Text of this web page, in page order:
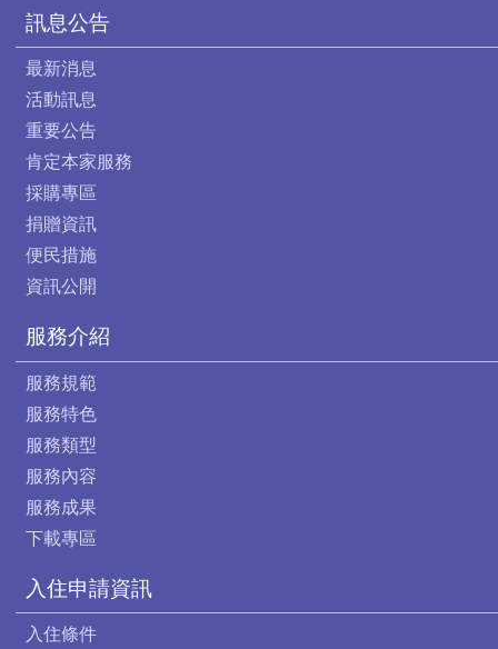
訊息公告
最新消息
活動訊息
重要公告
肯定本家服務
採購專區
捐贈資訊
便民措施
資訊公開
服務介紹
服務規範
服務特色
服務類型
服務內容
服務成果
下載專區
入住申請資訊
入住條件